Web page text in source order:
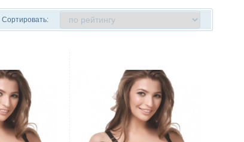
Сортировать: